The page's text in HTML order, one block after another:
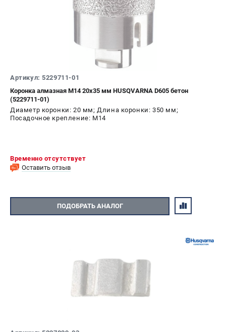
Артикул: 5229711-01
Коронка алмазная М14 20х35 мм HUSQVARNA D605 бетон
(5229711-01)
Диаметр коронки: 20 мм; Длина коронки: 350 мм;
Посадочное крепление: M14
Временно отсутствует
Оставить отзыв
ПОДОБРАТЬ АНАЛОГ